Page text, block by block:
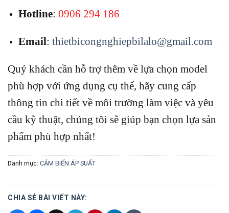
Hotline: 0906 294 186
Email: thietbicongnghiepbilalo@gmail.com
Quý khách cần hỗ trợ thêm về lựa chọn model
phù hợp với ứng dụng cụ thể, hãy cung cấp
thông tin chi tiết về môi trường làm việc và yêu
cầu kỹ thuật, chúng tôi sẽ giúp bạn chọn lựa sản
phẩm phù hợp nhất!
Danh mục: CẢM BIẾN ÁP SUẤT
CHIA SẺ BÀI VIẾT NÀY: